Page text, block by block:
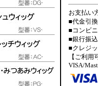
お支払い
■代金引換
■コンビ
■銀行振
■クレジ
【ご利用
VISA/